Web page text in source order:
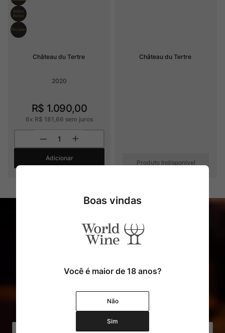
Château du Tertre
2020
R$ 1.090,00
6x R$ 181 66 sem juros
Adicionar
Château du Tertre
Produto Indisponível
Cadastre o seu e-mail e receba
com exclusividade Ofertas e Novidades
Boas vindas
Você é maior de 18 anos?
Não
Sim